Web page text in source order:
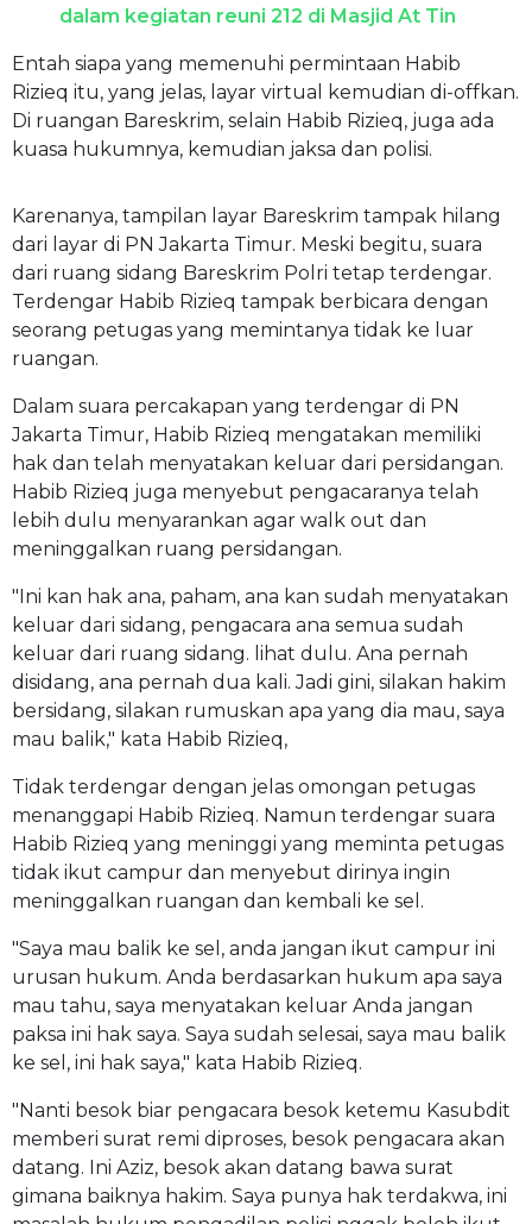
dalam kegiatan reuni 212 di Masjid At Tin
Entah siapa yang memenuhi permintaan Habib
Rizieq itu, yang jelas, layar virtual kemudian di-offkan.
Di ruangan Bareskrim, selain Habib Rizieq, juga ada
kuasa hukumnya, kemudian jaksa dan polisi.
Karenanya, tampilan layar Bareskrim tampak hilang
dari layar di PN Jakarta Timur. Meski begitu, suara
dari ruang sidang Bareskrim Polri tetap terdengar.
Terdengar Habib Rizieq tampak berbicara dengan
seorang petugas yang memintanya tidak ke luar
ruangan.
Dalam suara percakapan yang terdengar di PN
Jakarta Timur, Habib Rizieq mengatakan memiliki
hak dan telah menyatakan keluar dari persidangan.
Habib Rizieq juga menyebut pengacaranya telah
lebih dulu menyarankan agar walk out dan
meninggalkan ruang persidangan.
"Ini kan hak ana, paham, ana kan sudah menyatakan
keluar dari sidang, pengacara ana semua sudah
keluar dari ruang sidang. lihat dulu. Ana pernah
disidang, ana pernah dua kali. Jadi gini, silakan hakim
bersidang, silakan rumuskan apa yang dia mau, saya
mau balik," kata Habib Rizieq,
Tidak terdengar dengan jelas omongan petugas
menanggapi Habib Rizieq. Namun terdengar suara
Habib Rizieq yang meninggi yang meminta petugas
tidak ikut campur dan menyebut dirinya ingin
meninggalkan ruangan dan kembali ke sel.
"Saya mau balik ke sel, anda jangan ikut campur ini
urusan hukum. Anda berdasarkan hukum apa saya
mau tahu, saya menyatakan keluar Anda jangan
paksa ini hak saya. Saya sudah selesai, saya mau balik
ke sel, ini hak saya," kata Habib Rizieq.
"Nanti besok biar pengacara besok ketemu Kasubdit
memberi surat remi diproses, besok pengacara akan
datang. Ini Aziz, besok akan datang bawa surat
gimana baiknya hakim. Saya punya hak terdakwa, ini